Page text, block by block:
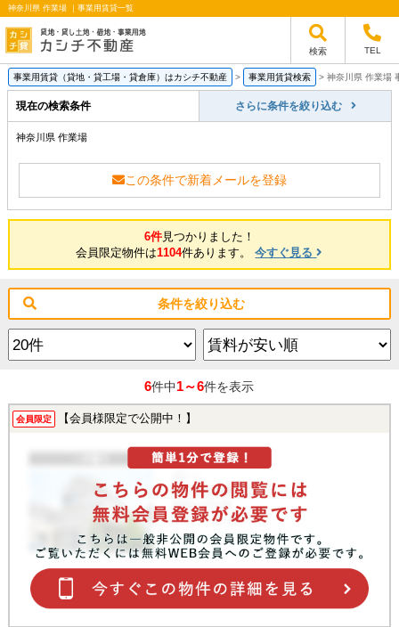
神奈川県 作業場 ｜事業用賃貸一覧
検索 TEL
事業用賃貸（貸地・貸工場・貸倉庫）はカシチ不動産 > 事業用賃貸検索 > 神奈川県 作業場
現在の検索条件 さらに条件を絞り込む
神奈川県 作業場
この条件で新着メールを登録
6件見つかりました！
会員限定物件は1104件あります。今すぐ見る
条件を絞り込む
6件中1～6件を表示
会員限定 【会員様限定で公開中！】